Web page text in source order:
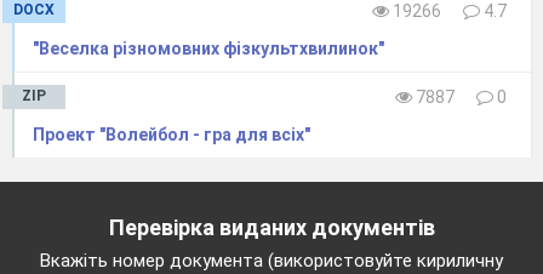
DOCX 19266
4.7
"Веселка різномовних фізкультхвилинок"
ZIP 7887
0
Проект "Волейбол - гра для всіх"
Перевірка виданих документів
Вкажіть номер документа (використовуйте кириличну